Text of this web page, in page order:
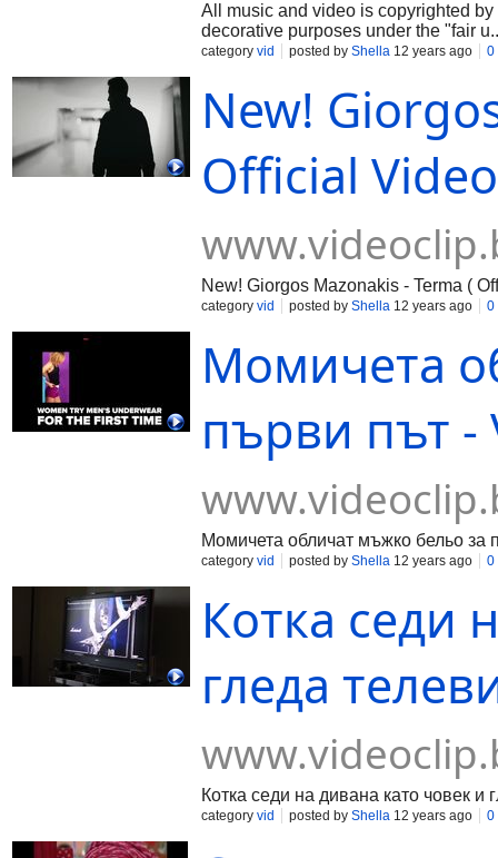
All music and video is copyrighted
decorative purposes under the "fair
category vid posted by Shella 12 years ago 0
New!
Official
New! Giorgos Mazonakis - Terma (
category vid posted by Shella 12 years ago 0
Момичета
първи път -
Момичета обличат мъжко бельо за
category vid posted by Shella 12 years ago 0
Котка седи
гледа
Котка седи на дивана като човек и
category vid posted by Shella 12 years ago 0